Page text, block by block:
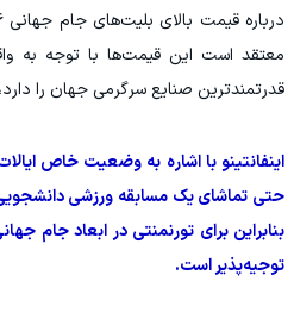
معتقد است این قیمت‌ها با توجه به
قدرتمندترین صنایع سرگرمی جهان را
اینفانتینو با اشاره به وضعیت خاص
بنابراین برای تورنمنتی در ابعاد جام
توجیه‌پذیر است.